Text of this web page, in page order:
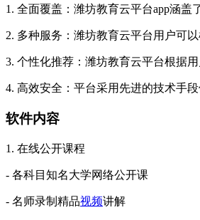
1. 全面覆盖：潍坊教育云平台app涵盖
2. 多种服务：潍坊教育云平台用户可
3. 个性化推荐：潍坊教育云平台根据
4. 高效安全：平台采用先进的技术手
软件内容
1. 在线公开课程
- 各科目知名大学网络公开课
- 名师录制精品视频讲解